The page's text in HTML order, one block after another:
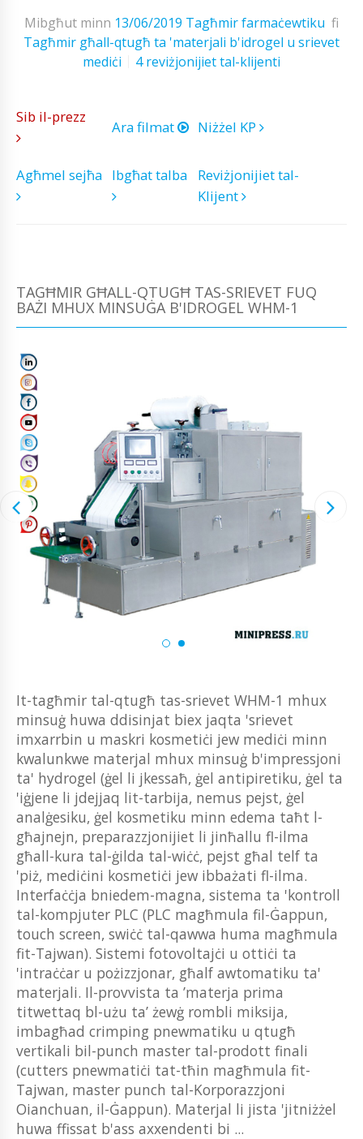
Mibgħut minn 13/06/2019 Tagħmir farmaċewtiku fi
Tagħmir għall-qtugħ ta 'materjali b'idrogel u srievet
mediċi
4 reviżjonijiet tal-klijenti
Sib il-prezz
Ara filmat Niżżel KP
Agħmel sejħa Ibgħat talba
Reviżjonijiet tal-
Klijent
TAGĦMIR GĦALL-QTUGĦ TAS-SRIEVET FUQ
BAŻI MHUX MINSUĠA B'IDROGEL WHM-1
It-tagħmir tal-qtugħ tas-srievet WHM-1 mhux
minsuġ huwa ddisinjat biex jaqta 'srievet
imxarrbin u maskri kosmetiċi jew mediċi minn
kwalunkwe materjal mhux minsuġ b'impressjoni
ta' hydrogel (ġel li jkessaħ, ġel antipiretiku, ġel ta
'iġjene li jdejjaq lit-tarbija, nemus pejst, ġel
analġesiku, ġel kosmetiku minn edema taħt l-
għajnejn, preparazzjonijiet li jinħallu fl-ilma
għall-kura tal-ġilda tal-wiċċ, pejst għal telf ta
'piż, mediċini kosmetiċi jew ibbażati fl-ilma.
Interfaċċja bniedem-magna, sistema ta 'kontroll
tal-kompjuter PLC (PLC magħmula fil-Ġappun,
touch screen, swiċċ tal-qawwa huma magħmula
fit-Tajwan). Sistemi fotovoltajċi u ottiċi ta
'intraċċar u pożizzjonar, għalf awtomatiku ta'
materjali. Il-provvista ta ’materja prima
titwettaq bl-użu ta’ żewġ rombli miksija,
imbagħad crimping pnewmatiku u qtugħ
vertikali bil-punch master tal-prodott finali
(cutters pnewmatiċi tat-tħin magħmula fit-
Tajwan, master punch tal-Korporazzjoni
Oianchuan, il-Ġappun). Materjal li jista 'jitniżżel
huwa ffissat b'ass axxendenti bi ...